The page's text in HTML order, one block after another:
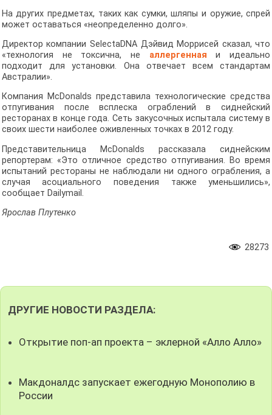
На других предметах, таких как сумки, шляпы и оружие, спрей
может оставаться «неопределенно долго».
Директор компании SelectaDNA Дэйвид Моррисей сказал, что
«технология не токсична, не аллергенная и идеально
подходит для установки. Она отвечает всем стандартам
Австралии».
Компания McDonalds представила технологические средства
отпугивания после всплеска ограблений в сиднейский
ресторанах в конце года. Сеть закусочных испытала систему в
своих шести наиболее оживленных точках в 2012 году.
Представительница McDonalds рассказала сиднейским
репортерам: «Это отличное средство отпугивания. Во время
испытаний рестораны не наблюдали ни одного ограбления, а
случая асоциального поведения также уменьшились»,
сообщает Dailymail.
Ярослав Плутенко
28273
ДРУГИЕ НОВОСТИ РАЗДЕЛА:
Открытие поп-ап проекта – эклерной «Алло Алло»
Макдоналдс запускает ежегодную Монополию в
России